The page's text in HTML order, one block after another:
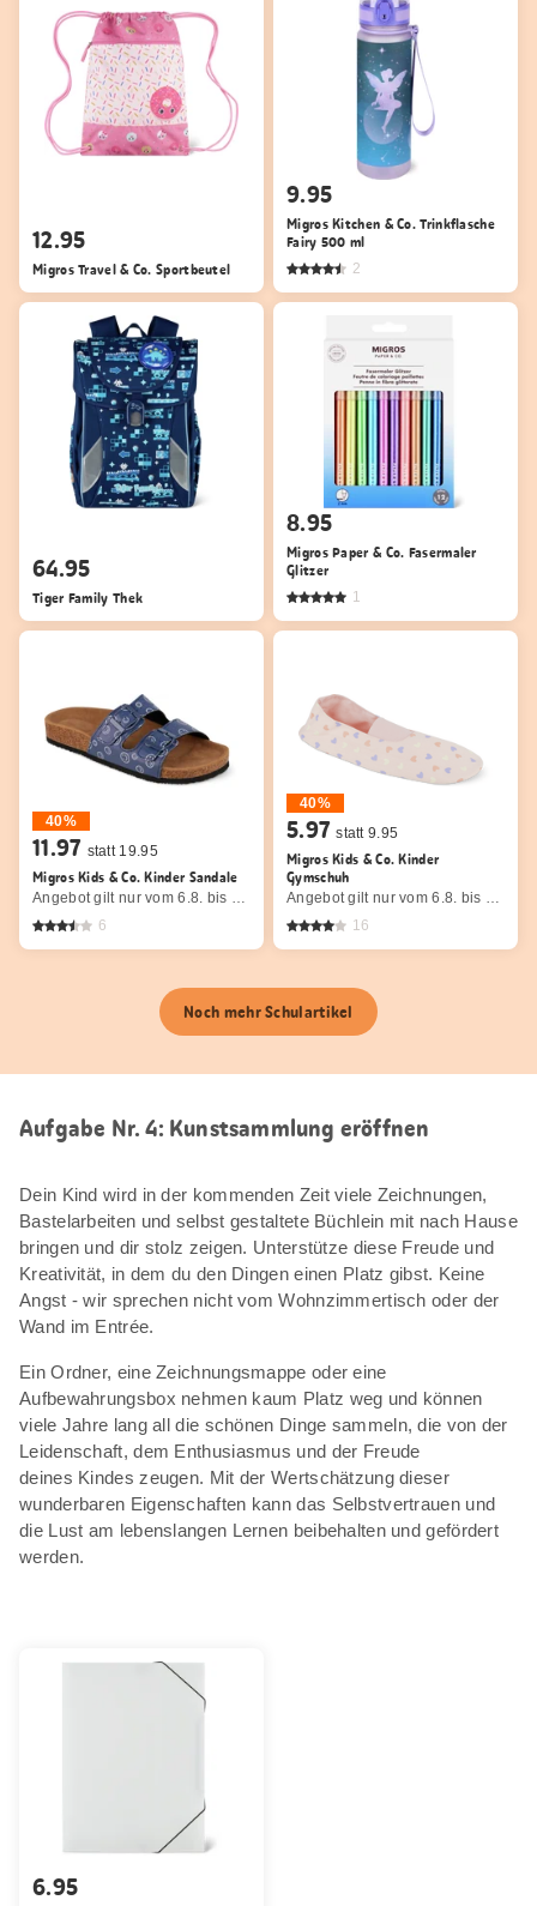
12.95
Migros Travel & Co. Sportbeutel
9.95
Migros Kitchen & Co. Trinkflasche
Fairy 500 ml
2
64.95
Tiger Family Thek
8.95
Migros Paper & Co. Fasermaler
Glitzer
1
40%
11.97 statt 19.95
Migros Kids & Co. Kinder Sandale
Angebot gilt nur vom 6.8. bis 9.8.2026, solange Vorrat.
6
40%
5.97 statt 9.95
Migros Kids & Co. Kinder
Gymschuh
Angebot gilt nur vom 6.8. bis 9.8.2026, solange Vorrat.
16
Noch mehr Schulartikel
Aufgabe Nr. 4: Kunstsammlung eröffnen
Dein Kind wird in der kommenden Zeit viele Zeichnungen,
Bastelarbeiten und selbst gestaltete Büchlein mit nach Hause
bringen und dir stolz zeigen. Unterstütze diese Freude und
Kreativität, in dem du den Dingen einen Platz gibst. Keine
Angst - wir sprechen nicht vom Wohnzimmertisch oder der
Wand im Entrée.
Ein Ordner, eine Zeichnungsmappe oder eine
Aufbewahrungsbox nehmen kaum Platz weg und können
viele Jahre lang all die schönen Dinge sammeln, die von der
Leidenschaft, dem Enthusiasmus und der Freude
deines Kindes zeugen. Mit der Wertschätzung dieser
wunderbaren Eigenschaften kann das Selbstvertrauen und
die Lust am lebenslangen Lernen beibehalten und gefördert
werden.
6.95